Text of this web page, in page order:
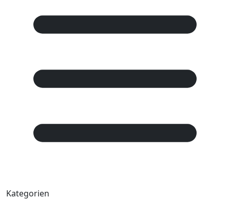
Kategorien